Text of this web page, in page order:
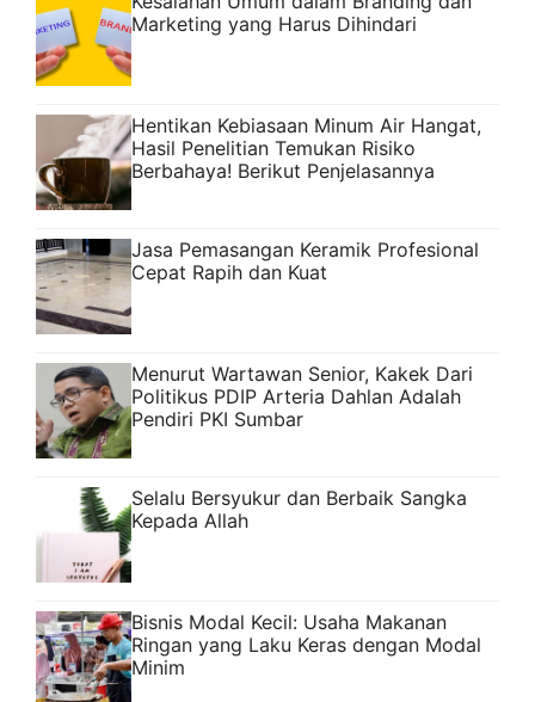
Marketing yang Harus Dihindari
Hentikan Kebiasaan Minum Air Hangat,
Hasil Penelitian Temukan Risiko
Berbahaya! Berikut Penjelasannya
Jasa Pemasangan Keramik Profesional
Cepat Rapih dan Kuat
Menurut Wartawan Senior, Kakek Dari
Politikus PDIP Arteria Dahlan Adalah
Pendiri PKI Sumbar
Selalu Bersyukur dan Berbaik Sangka
Kepada Allah
Bisnis Modal Kecil: Usaha Makanan
Ringan yang Laku Keras dengan Modal
Minim